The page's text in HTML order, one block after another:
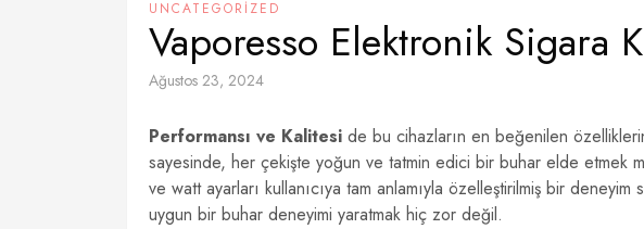
UNCATEGORIZED
Vaporesso Elektronik Sigara
Ağustos 23, 2024
Performansı ve Kalitesi de bu cihazların en beğenilen
sayesinde, her çekişte yoğun ve tatmin edici bir buhar elde etmek
ve watt ayarları kullanıcıya tam anlamıyla özelleştirilmiş bir
uygun bir buhar deneyimi yaratmak hiç zor değil.